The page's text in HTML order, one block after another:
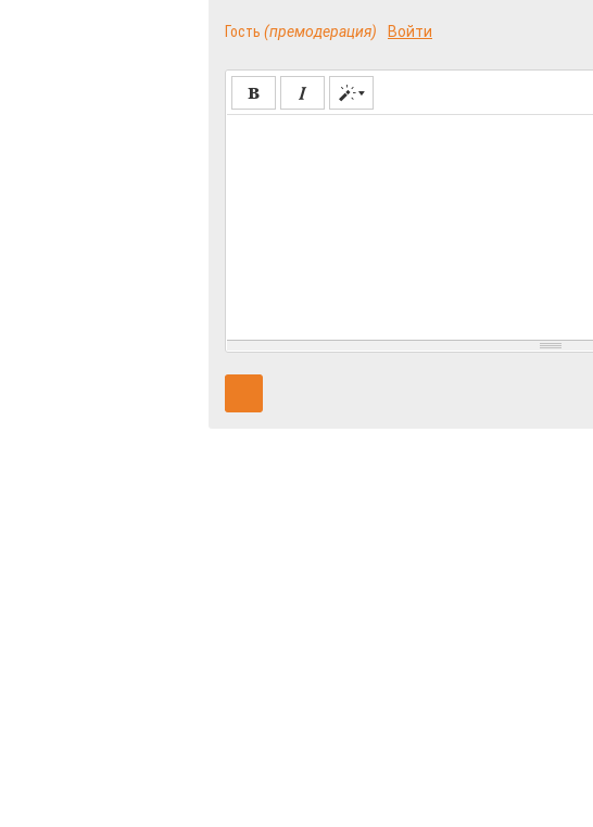
Гость (премодерация) Войти